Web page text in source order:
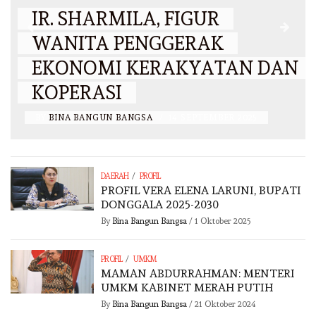
IR. SHARMILA, FIGUR
WANITA PENGGERAK
EKONOMI KERAKYATAN DAN
KOPERASI
BINA BANGUN BANGSA
DAERAH / PROFIL
PROFIL VERA ELENA LARUNI, BUPATI
DONGGALA 2025-2030
By Bina Bangun Bangsa/ 1 Oktober 2025
PROFIL / UMKM
MAMAN ABDURRAHMAN: MENTERI
UMKM KABINET MERAH PUTIH
By Bina Bangun Bangsa/ 21 Oktober 2024